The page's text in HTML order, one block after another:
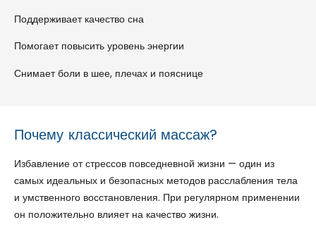
Поддерживает качество сна
Помогает повысить уровень энергии
Снимает боли в шее, плечах и пояснице
Почему классический массаж?
Избавление от стрессов повседневной жизни — один из
самых идеальных и безопасных методов расслабления тела
и умственного восстановления. При регулярном применении
он положительно влияет на качество жизни.